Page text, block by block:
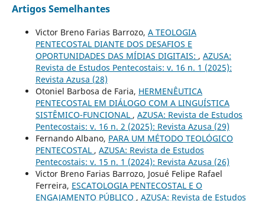
Artigos Semelhantes
Victor Breno Farias Barrozo, A TEOLOGIA
PENTECOSTAL DIANTE DOS DESAFIOS E
OPORTUNIDADES DAS MÍDIAS DIGITAIS: , AZUSA:
Revista de Estudos Pentecostais: v. 16 n. 1 (2025):
Revista Azusa (28)
Otoniel Barbosa de Faria, HERMENÊUTICA
PENTECOSTAL EM DIÁLOGO COM A LINGUÍSTICA
SISTÊMICO-FUNCIONAL , AZUSA: Revista de Estudos
Pentecostais: v. 16 n. 2 (2025): Revista Azusa (29)
Fernando Albano, PARA UM MÉTODO TEOLÓGICO
PENTECOSTAL , AZUSA: Revista de Estudos
Pentecostais: v. 15 n. 1 (2024): Revista Azusa (26)
Victor Breno Farias Barrozo, Josué Felipe Rafael
Ferreira, ESCATOLOGIA PENTECOSTAL E O
ENGAJAMENTO PÚBLICO , AZUSA: Revista de Estudos